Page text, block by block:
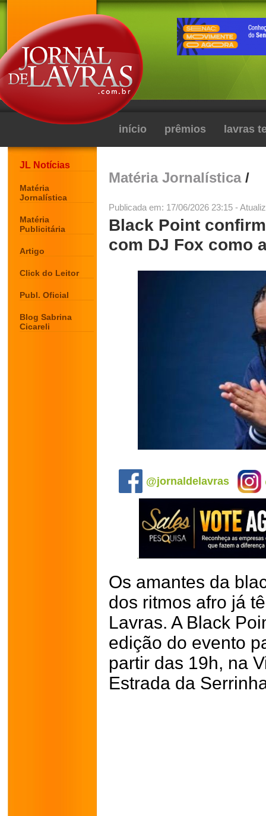
início prêmios lavras
JL Notícias
Matéria
Jornalística
Matéria
Publicitária
Artigo
Click do Leitor
Publ. Oficial
Blog Sabrina
Cicareli
Matéria Jornalística/
Publicada em: 17/06/2026 23:15 -
Black Point
com DJ Fox como
@jornaldelavras
Os amantes da
dos ritmos afro já
Lavras. A Black
edição do evento
partir das 19h, na
Estrada da